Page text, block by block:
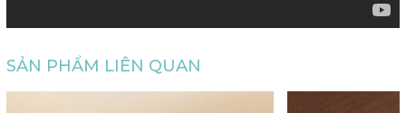
SẢN PHẨM LIÊN QUAN